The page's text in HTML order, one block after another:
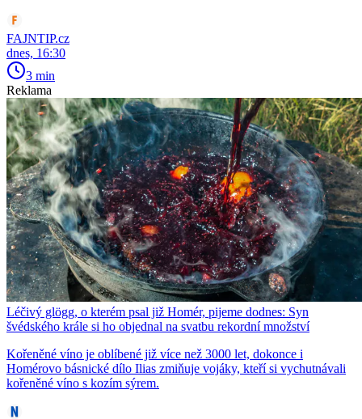
FAJNTIP.cz
dnes, 16:30
3 min
Reklama
Léčivý glögg, o kterém psal již Homér, pijeme dodnes: Syn
švédského krále si ho objednal na svatbu rekordní množství
Kořeněné víno je oblíbené již více než 3000 let, dokonce i
Homérovo básnické dílo Ilias zmiňuje vojáky, kteří si vychutnávali
kořeněné víno s kozím sýrem.